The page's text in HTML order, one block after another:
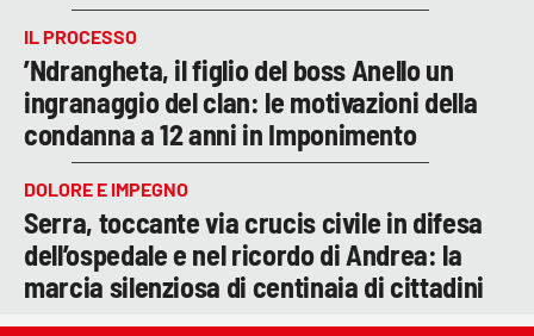
IL PROCESSO
’Ndrangheta, il figlio del boss Anello un
ingranaggio del clan: le motivazioni della
condanna a 12 anni in Imponimento
DOLORE E IMPEGNO
Serra, toccante via crucis civile in difesa
dell’ospedale e nel ricordo di Andrea: la
marcia silenziosa di centinaia di cittadini